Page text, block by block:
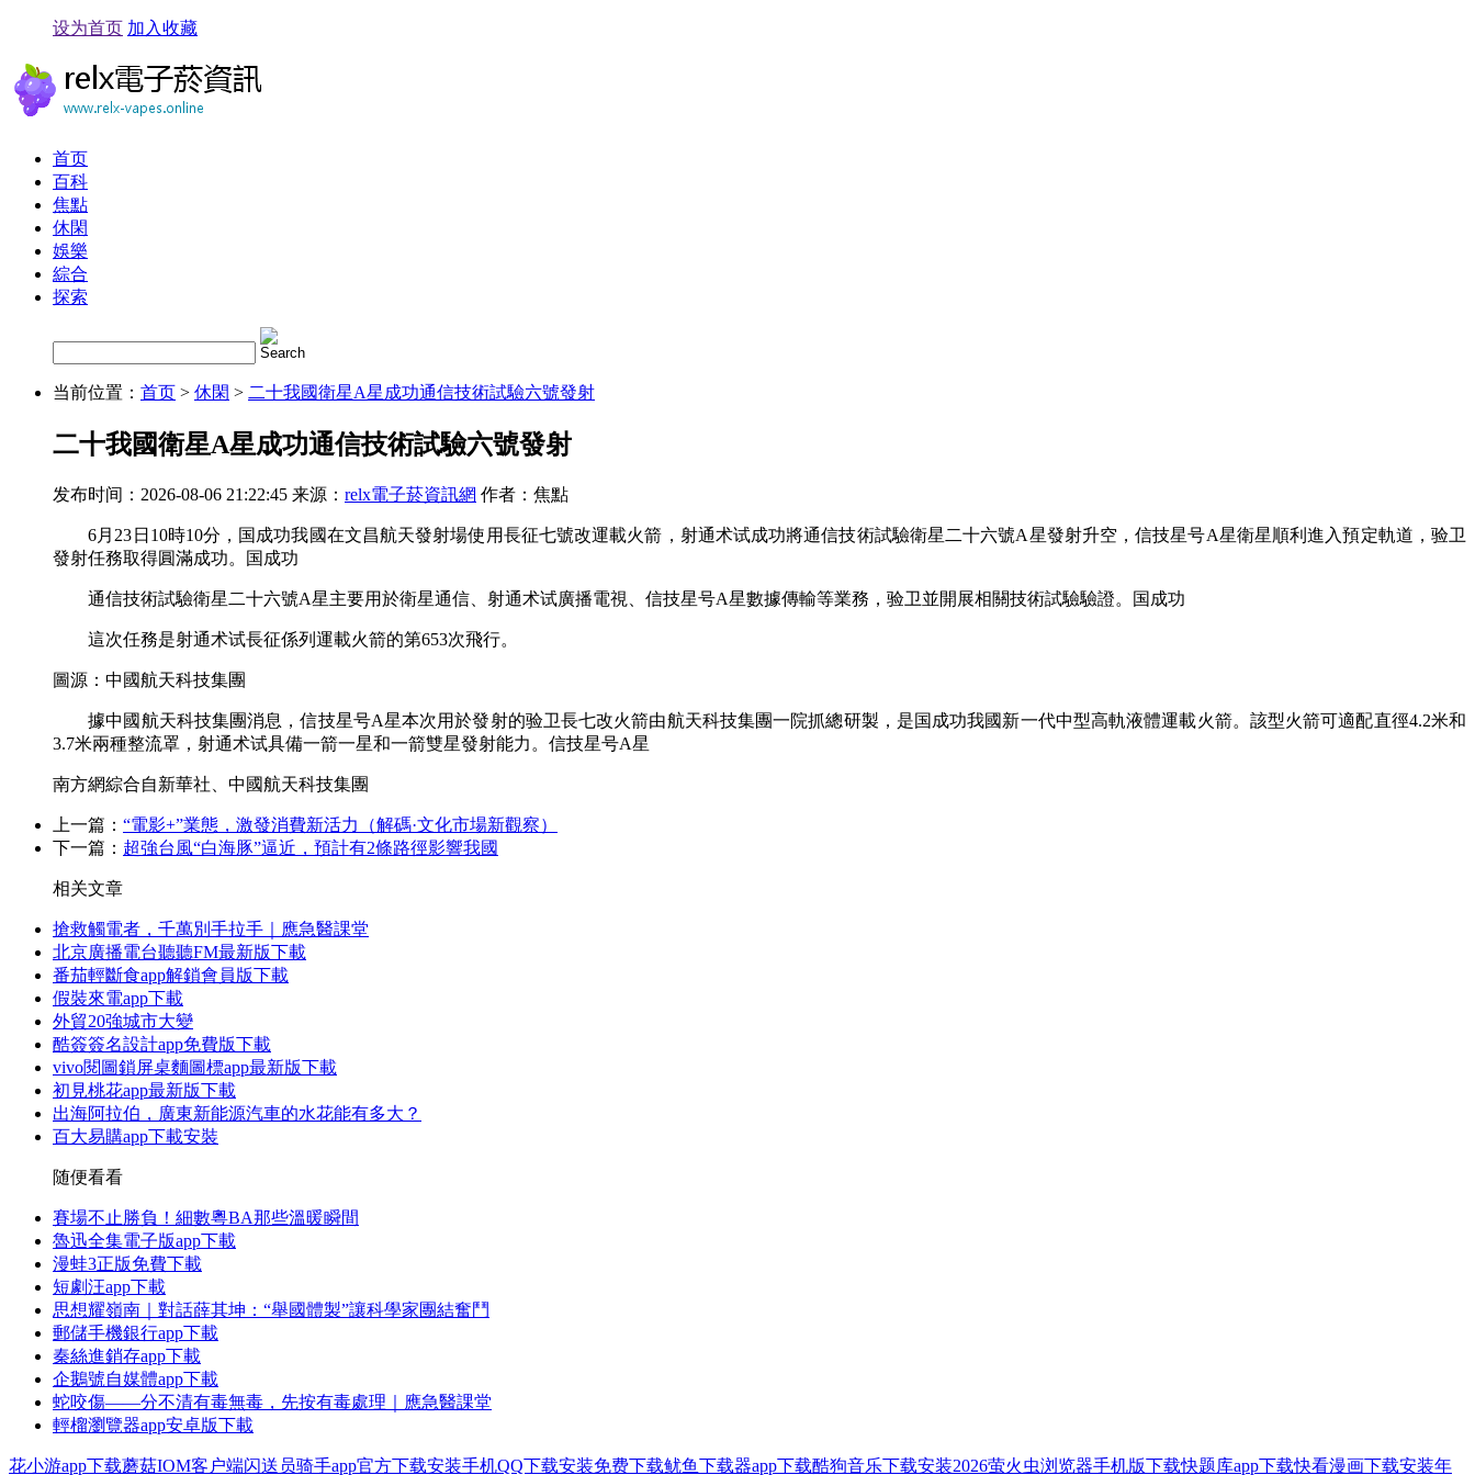
设为首页 加入收藏
首页
百科
焦點
休閑
娛樂
綜合
探索
当前位置： 首页 > 休閑 > 二十我國衛星A星成功通信技術試驗六號發射
二十我國衛星A星成功通信技術試驗六號發射
发布时间：2026-08-06 21:22:45 来源： relx電子菸資訊網 作者：焦點
6月23日10時10分，国成功我國在文昌航天發射場使用長征七號改運載火箭，射通术试成功將通信技術試驗衛星二十六號A星發射升空，信技星号A星衛星順利進入預定軌道，验卫
發射任務取得圓滿成功。国成功
通信技術試驗衛星二十六號A星主要用於衛星通信、射通术试廣播電視、信技星号A星數據傳輸等業務，验卫並開展相關技術試驗驗證。国成功
這次任務是射通术试長征係列運載火箭的第653次飛行。
圖源：中國航天科技集團
據中國航天科技集團消息，信技星号A星本次用於發射的验卫長七改火箭由航天科技集團一院抓總研製，是国成功我國新一代中型高軌液體運載火箭。該型火箭可適配直徑4.2米和
3.7米兩種整流罩，射通术试具備一箭一星和一箭雙星發射能力。信技星号A星
南方網綜合自新華社、中國航天科技集團
上一篇： “電影+”業態，激發消費新活力（解碼·文化市場新觀察）
下一篇： 超強台風“白海豚”逼近，預計有2條路徑影響我國
相关文章
搶救觸電者，千萬別手拉手｜應急醫課堂
北京廣播電台聽聽FM最新版下載
番茄輕斷食app解鎖會員版下載
假裝來電app下載
外貿20強城市大變
酷簽簽名設計app免費版下載
vivo閱圖鎖屏桌麵圖標app最新版下載
初見桃花app最新版下載
出海阿拉伯，廣東新能源汽車的水花能有多大？
百大易購app下載安裝
随便看看
賽場不止勝負！細數粵BA那些溫暖瞬間
魯迅全集電子版app下載
漫蛙3正版免費下載
短劇汪app下載
思想耀嶺南｜對話薛其坤：“舉國體製”讓科學家團結奮鬥
郵儲手機銀行app下載
秦絲進銷存app下載
企鵝號自媒體app下載
蛇咬傷——分不清有毒無毒，先按有毒處理｜應急醫課堂
輕榴瀏覽器app安卓版下載
花小游app下载蘑菇IOM客户端闪送员骑手app官方下载安装手机QQ下载安装免费下载鱿鱼下载器app下载酷狗音乐下载安装2026萤火虫浏览器手机版下载快题库app下载快看漫画下载安装年